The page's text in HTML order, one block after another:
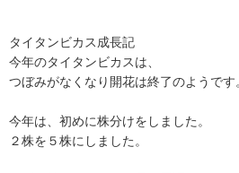
タイタンビカス成長記
今年のタイタンビカスは、
つぼみがなくなり開花は終了のようです
今年は、初めに株分けをしました。
２株を５株にしました。